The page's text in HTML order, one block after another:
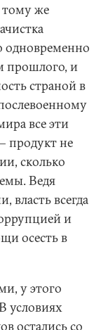
тому же
одновременно
прошлого, и
страной в
все эти
продукт не
сколько
Ведя
власть всегда
и
осесть в
у этого
условиях
остались со